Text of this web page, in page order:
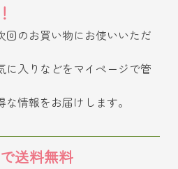
回のお買い物にお使いいただ
に入りなどをマイページで管
情報をお届けします。
送料無料